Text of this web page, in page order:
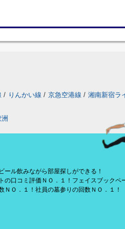
/ りんかい線 / 京急空港線 / 湘南新宿ラ
ル飲みながら部屋探しができる！
口コミ評価ＮＯ．１！フェイスブックペ
Ｏ．１！社員の墓参りの回数ＮＯ．１！